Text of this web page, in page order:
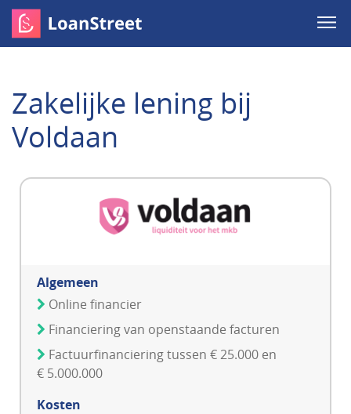
Zakelijke lening bij
Voldaan
Algemeen
Online financier
Financiering van openstaande facturen
Factuurfinanciering tussen € 25.000 en
€ 5.000.000
Kosten